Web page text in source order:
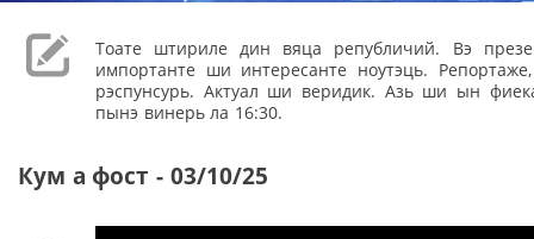
Тоате штириле дин вяца републичий. Вэ
импортанте ши интересанте ноутэць.
рэспунсурь. Актуал ши веридик. Азь ши ын
пынэ винерь ла 16:30.
Кум а фост - 03/10/25